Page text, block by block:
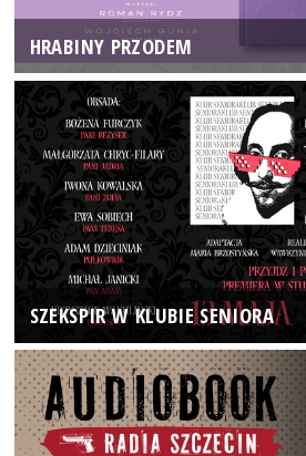
HRABINY PRZODEM
SZEKSPIR W KLUBIE SENIORA